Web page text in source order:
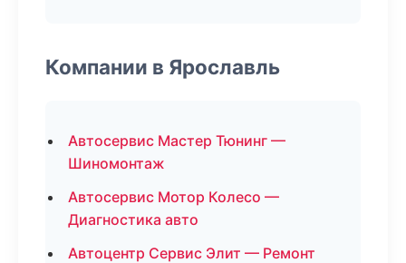
Компании в Ярославль
Автосервис Мастер Тюнинг —
Шиномонтаж
Автосервис Мотор Колесо —
Диагностика авто
Автоцентр Сервис Элит — Ремонт